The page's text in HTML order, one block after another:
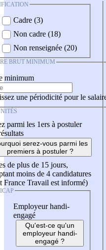
Cadre (3)
Non cadre (18)
Non renseignée (20)
BRUT MINIMUM
minimum
une périodicité pour le
parmi les 1ers à postuler
serez-vous parmi les
premiers à postuler ?
de plus de 15 jours,
moins de 4 candidatures
France Travail est informé)
Employeur handi-
engagé
Qu'est-ce qu'un
employeur handi-
engagé ?